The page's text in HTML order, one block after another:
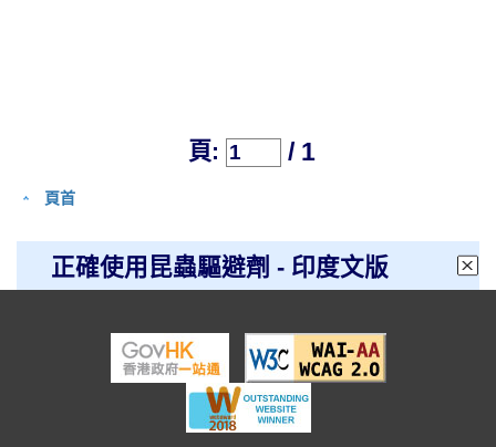
頁: / 1
頁首
正確使用昆蟲驅避劑 - 印度文版